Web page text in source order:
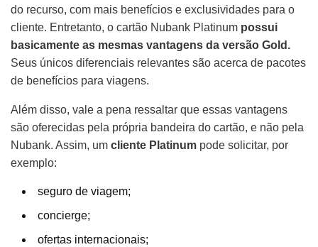
do recurso, com mais benefícios e exclusividades para o
cliente. Entretanto, o cartão Nubank Platinum possui
basicamente as mesmas vantagens da versão Gold.
Seus únicos diferenciais relevantes são acerca de pacotes
de benefícios para viagens.
Além disso, vale a pena ressaltar que essas vantagens
são oferecidas pela própria bandeira do cartão, e não pela
Nubank. Assim, um cliente Platinum pode solicitar, por
exemplo:
seguro de viagem;
concierge;
ofertas internacionais;